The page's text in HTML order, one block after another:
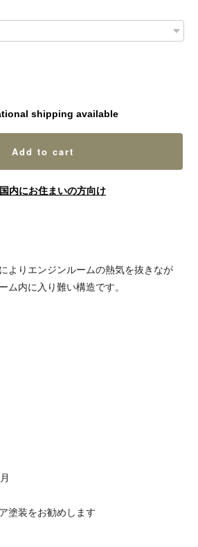
shipping available
Add to cart
内にお住まいの方向け
よりエンジンルームの熱気を抜きなが
ム内に入り難い構造です。
塗装をお勧めします